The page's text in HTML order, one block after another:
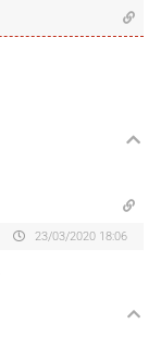
23/03/2020 18:06